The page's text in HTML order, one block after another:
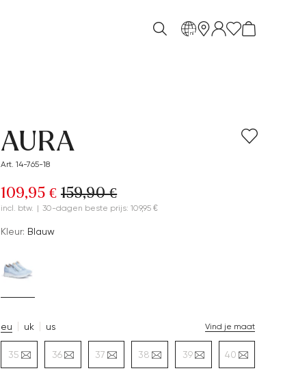
nl
AURA
Art. 14-765-18
109,95 € 159,90 €
incl. btw. | 30-dagen beste prijs: 109,95 €
Kleur: Blauw
eu uk us Vind je maat
35 36 37 38 39 40